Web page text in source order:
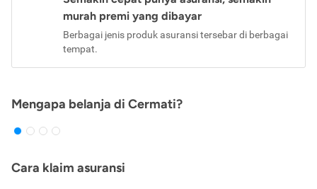
murah premi yang dibayar
Berbagai jenis produk asuransi tersebar di berbagai
tempat.
Mengapa belanja di Cermati?
Cara klaim asuransi